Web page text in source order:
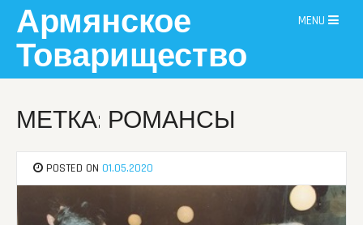
content
Армянское
Товарищество
MENU
МЕТКА: РОМАНСЫ
POSTED ON 01.05.2020